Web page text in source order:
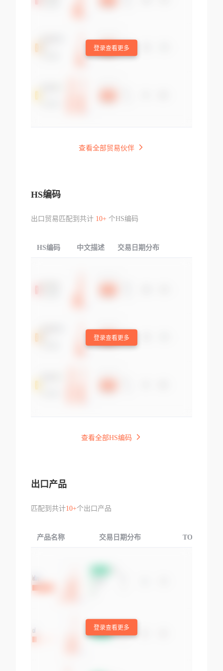
登录查看更多
查看全部贸易伙伴
HS编码
出口贸易匹配到共计 10+个HS编码
HS编码 中文描述 交易日期分布
登录查看更多
查看全部HS编码
出口产品
匹配到共计10+个出口产品
产品名称 交易日期分布 TOP3交易国
登录查看更多